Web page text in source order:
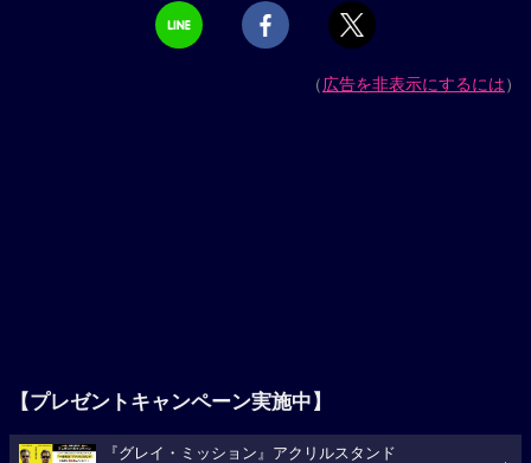
（広告を非表示にするには）
【プレゼントキャンペーン実施中】
『グレイ・ミッション』アクリルスタンド